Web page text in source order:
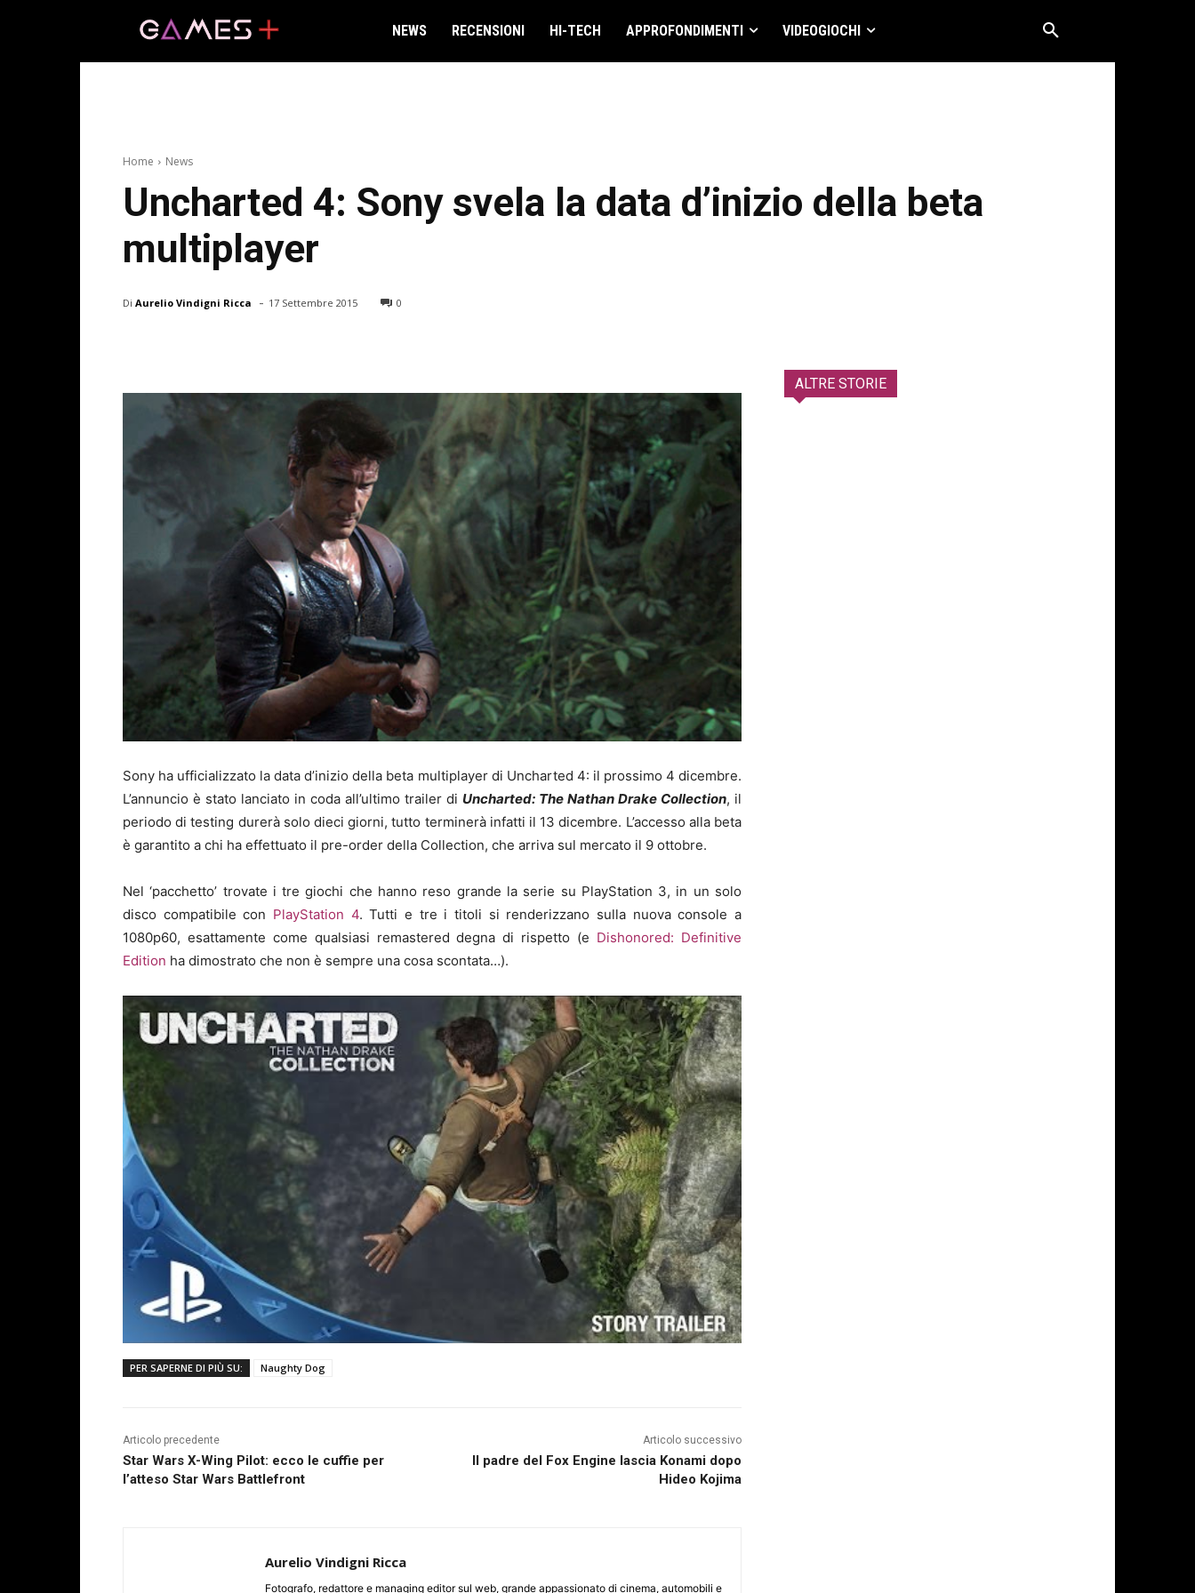
NEWS RECENSIONI HI-TECH APPROFONDIMENTI VIDEOGIOCHI
Home News
Uncharted 4: Sony svela la data d’inizio della beta
multiplayer
Di Aurelio Vindigni Ricca - 17 Settembre 2015 0
Sony ha ufficializzato la data d’inizio della beta multiplayer di Uncharted 4: il prossimo 4 dicembre.
L’annuncio è stato lanciato in coda all’ultimo trailer di Uncharted: The Nathan Drake Collection, il
periodo di testing durerà solo dieci giorni, tutto terminerà infatti il 13 dicembre. L’accesso alla beta
è garantito a chi ha effettuato il pre-order della Collection, che arriva sul mercato il 9 ottobre.
Nel ‘pacchetto’ trovate i tre giochi che hanno reso grande la serie su PlayStation 3, in un solo
disco compatibile con PlayStation 4. Tutti e tre i titoli si renderizzano sulla nuova console a
1080p60, esattamente come qualsiasi remastered degna di rispetto (e Dishonored: Definitive
Edition ha dimostrato che non è sempre una cosa scontata…).
PER SAPERNE DI PIÙ SU: Naughty Dog
Articolo precedente
Star Wars X-Wing Pilot: ecco le cuffie per
l’atteso Star Wars Battlefront
Articolo successivo
Il padre del Fox Engine lascia Konami dopo
Hideo Kojima
Aurelio Vindigni Ricca
Fotografo, redattore e managing editor sul web, grande appassionato di cinema, automobili e
ALTRE STORIE